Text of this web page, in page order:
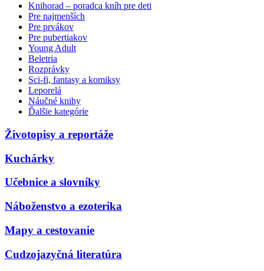
Knihorad – poradca kníh pre deti
Pre najmenších
Pre prvákov
Pre pubertiakov
Young Adult
Beletria
Rozprávky
Sci-fi, fantasy a komiksy
Leporelá
Náučné knihy
Ďalšie kategórie
Životopisy a reportáže
Kuchárky
Učebnice a slovníky
Náboženstvo a ezoterika
Mapy a cestovanie
Cudzojazyčná literatúra